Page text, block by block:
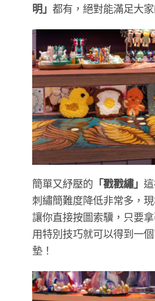
明」 都有，絕對能滿足大家
簡單又紓壓的 「戳戳繡」
刺繡簡難度降低非常多，
讓你直接按圖索驥，只要
用特別技巧就可以得到一
墊！